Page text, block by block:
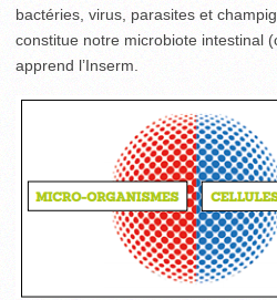
bactéries, virus, parasites et
constitue notre microbiote intestinal
apprend l’Inserm.